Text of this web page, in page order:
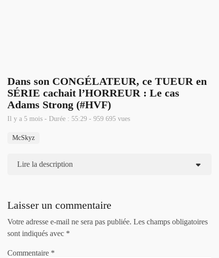
Dans son CONGÉLATEUR, ce TUEUR en
SÉRIE cachait l’HORREUR : Le cas
Adams Strong (#HVF)
Il y a 5 mois - Durée : 55:29 - 959 695 vues
McSkyz
Lire la description
Laisser un commentaire
Votre adresse e-mail ne sera pas publiée. Les champs obligatoires
sont indiqués avec *
Commentaire *